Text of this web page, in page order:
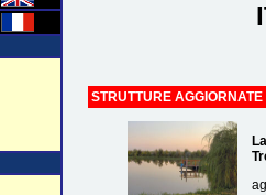
STRUTTURE